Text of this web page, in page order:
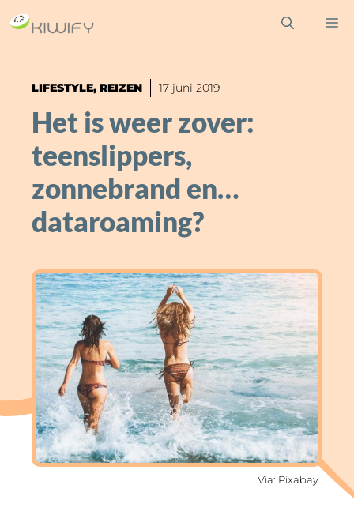
Ga
naar
inhoudLIFESTYLE, REIZEN 17 juni 2019
Het is weer zover:
teenslippers,
zonnebrand en…
dataroaming?
Via: Pixabay